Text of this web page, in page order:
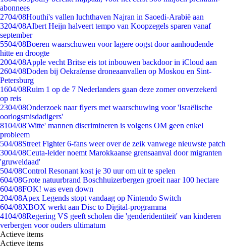
abonnees
2704/08Houthi's vallen luchthaven Najran in Saoedi-Arabië aan
3204/08Albert Heijn halveert tempo van Koopzegels sparen vanaf
september
5504/08Boeren waarschuwen voor lagere oogst door aanhoudende
hitte en droogte
2004/08Apple vecht Britse eis tot inbouwen backdoor in iCloud aan
2604/08Doden bij Oekraïense droneaanvallen op Moskou en Sint-
Petersburg
1604/08Ruim 1 op de 7 Nederlanders gaan deze zomer onverzekerd
op reis
2304/08Onderzoek naar flyers met waarschuwing voor 'Israëlische
oorlogsmisdadigers'
8104/08'Witte' mannen discrimineren is volgens OM geen enkel
probleem
504/08Street Fighter 6-fans weer over de zeik vanwege nieuwste patch
3004/08Ceuta-leider noemt Marokkaanse grensaanval door migranten
'gruweldaad'
504/08Control Resonant kost je 30 uur om uit te spelen
604/08Grote natuurbrand Boschhuizerbergen groeit naar 100 hectare
604/08FOK! was even down
204/08Apex Legends stopt vandaag op Nintendo Switch
604/08XBOX werkt aan Disc to Digital-programma
4104/08Regering VS geeft scholen die 'genderidentiteit' van kinderen
verbergen voor ouders ultimatum
Actieve items
Actieve items